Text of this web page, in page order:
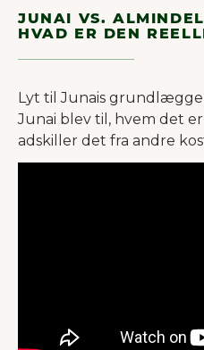
JUNAI VS.
HVAD ER DEN
Lyt til Junais
Junai blev til, hvem det
adskiller det fra andre